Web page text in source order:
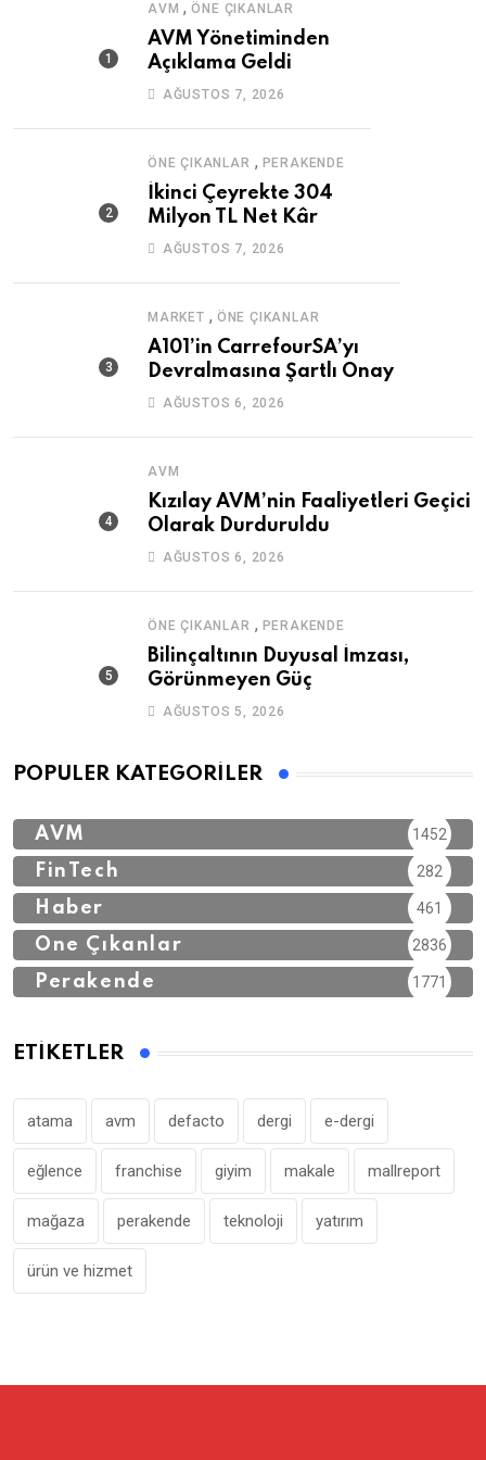
AVM ,ÖNE ÇIKANLAR
AVM Yönetiminden
Açıklama Geldi
AĞUSTOS 7, 2026
ÖNE ÇIKANLAR , PERAKENDE
İkinci Çeyrekte 304
Milyon TL Net Kâr
AĞUSTOS 7, 2026
MARKET , ÖNE ÇIKANLAR
A101’in CarrefourSA’yı
Devralmasına Şartlı Onay
AĞUSTOS 6, 2026
AVM
Kızılay AVM’nin Faaliyetleri Geçici
Olarak Durduruldu
AĞUSTOS 6, 2026
ÖNE ÇIKANLAR , PERAKENDE
Bilinçaltının Duyusal İmzası,
Görünmeyen Güç
AĞUSTOS 5, 2026
POPÜLER KATEGORILER
AVM 1452
FinTech 282
Haber 461
Öne Çıkanlar 2836
Perakende 1771
ETIKETLER
atama avm defacto dergi e-dergi
eğlence franchise giyim makale mallreport
mağaza perakende teknoloji yatırım
ürün ve hizmet